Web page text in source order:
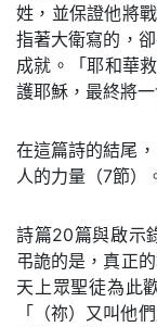
姓，並保證他將
指著大衛寫的，
成就。「耶和華
護耶穌，最終將
在這篇詩的結尾
人的力量（7節）
詩篇20篇與啟示
弔詭的是，真正
天上眾聖徒為此
「（祢）又叫他